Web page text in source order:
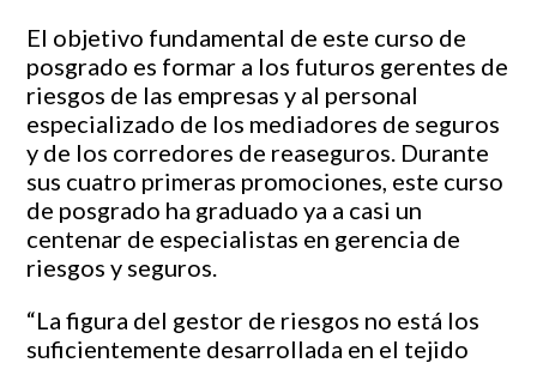
El objetivo fundamental de este curso de
posgrado es formar a los futuros gerentes de
riesgos de las empresas y al personal
especializado de los mediadores de seguros
y de los corredores de reaseguros. Durante
sus cuatro primeras promociones, este curso
de posgrado ha graduado ya a casi un
centenar de especialistas en gerencia de
riesgos y seguros.
“La figura del gestor de riesgos no está los
suficientemente desarrollada en el tejido